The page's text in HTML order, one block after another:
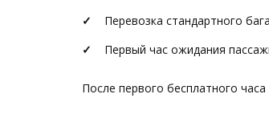
Перевозка стандартного
Первый час ожидания
После первого бесплатного